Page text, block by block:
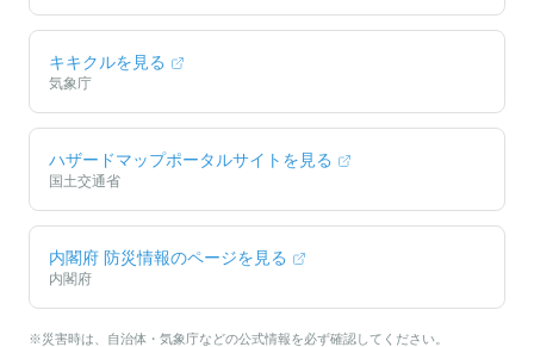
キキクルを見る
気象庁
ハザードマップポータルサイトを見る
国土交通省
内閣府 防災情報のページを見る
内閣府
※災害時は、自治体・気象庁などの公式情報を必ず確認してください。